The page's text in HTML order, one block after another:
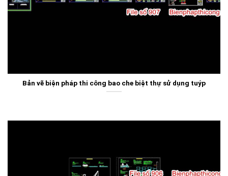
Bản vẽ biện pháp thi công bao che biệt thự sử dụng tuýp